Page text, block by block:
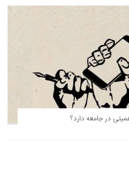
در جامعه دارد؟